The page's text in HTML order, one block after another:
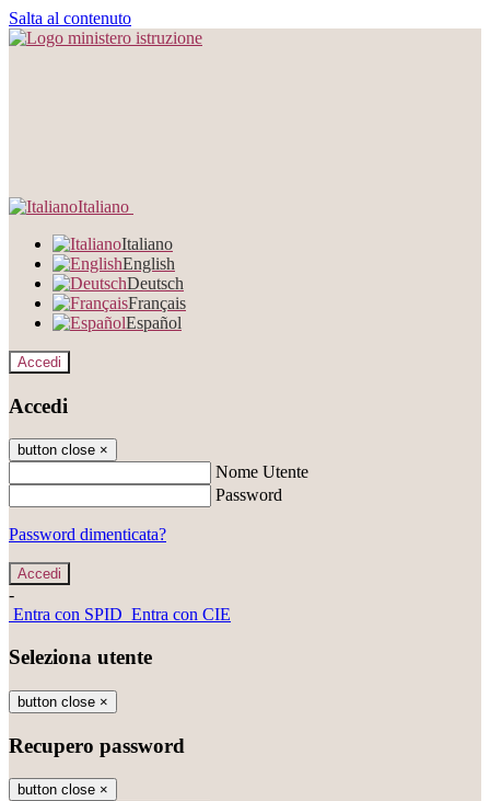
Salta al contenuto
Italiano
Italiano
English
Deutsch
Français
Español
Accedi
Accedi
button close ×
Nome Utente
Password
Password dimenticata?
-
Entra con SPID Entra con CIE
Seleziona utente
button close ×
Recupero password
button close ×